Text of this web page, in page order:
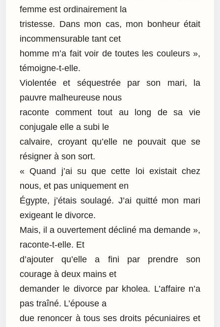
femme est ordinairement la
tristesse. Dans mon cas, mon bonheur était
incommensurable tant cet
homme m’a fait voir de toutes les couleurs »,
témoigne-t-elle.
Violentée et séquestrée par son mari, la
pauvre malheureuse nous
raconte comment tout au long de sa vie
conjugale elle a subi le
calvaire, croyant qu’elle ne pouvait que se
résigner à son sort.
« Quand j’ai su que cette loi existait chez
nous, et pas uniquement en
Égypte, j’étais soulagé. J’ai quitté mon mari
exigeant le divorce.
Mais, il a ouvertement décliné ma demande »,
raconte-t-elle. Et
d’ajouter qu’elle a fini par prendre son
courage à deux mains et
demander le divorce par kholea. L’affaire n’a
pas traîné. L’épouse a
due renoncer à tous ses droits pécuniaires et